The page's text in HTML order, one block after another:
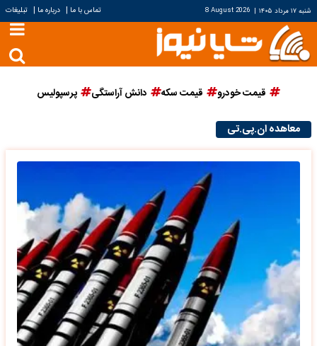
شنبه ۱۷ مرداد ۱۴۰۵ |
8 August 2026 تماس با ما | درباره ما | تبلیغات
قیمت خودرو قیمت سکه دانش آراستگی پرسپولیس
معاهده ان.پی.تی